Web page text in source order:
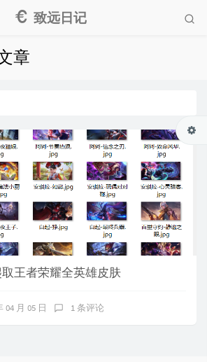
致远日记
章
王者荣耀全英雄皮肤
04 月 05 日 1 条评论